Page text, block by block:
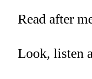
Read after
Look, listen